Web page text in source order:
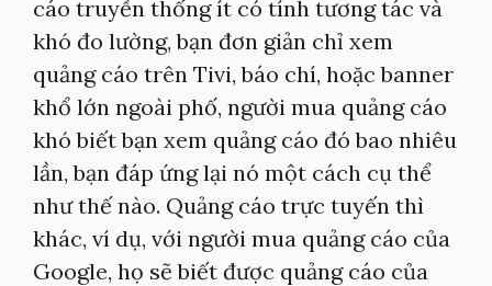
cáo truyền thống ít có tính tương tác và
khó đo lường, bạn đơn giản chỉ xem
quảng cáo trên Tivi, báo chí, hoặc banner
khổ lớn ngoài phố, người mua quảng cáo
khó biết bạn xem quảng cáo đó bao nhiêu
lần, bạn đáp ứng lại nó một cách cụ thể
như thế nào. Quảng cáo trực tuyến thì
khác, ví dụ, với người mua quảng cáo của
Google, họ sẽ biết được quảng cáo của